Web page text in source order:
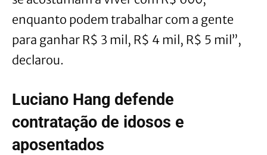
enquanto podem trabalhar com a gente
para ganhar R$ 3 mil, R$ 4 mil, R$ 5 mil”,
declarou.
Luciano Hang defende
contratação de idosos e
aposentados